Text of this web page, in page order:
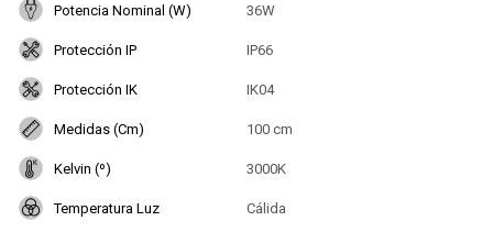
Potencia Nominal (W) 36W
Protección IP IP66
Protección IK IK04
Medidas (Cm) 100 cm
Kelvin (º) 3000K
Temperatura Luz Cálida